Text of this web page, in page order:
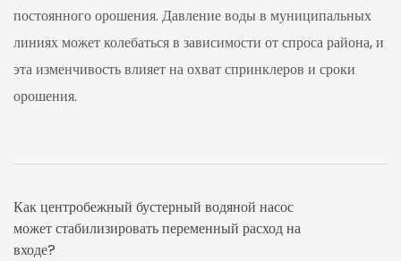
постоянного орошения. Давление воды в муниципальных
линиях может колебаться в зависимости от спроса района, и
эта изменчивость влияет на охват спринклеров и сроки
орошения.
Как центробежный бустерный водяной насос
может стабилизировать переменный расход на
входе?